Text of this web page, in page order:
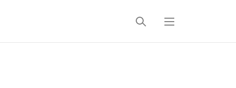
검
메